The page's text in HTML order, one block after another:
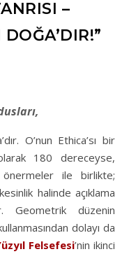
–
180 dereceyse,
ile birlikte;
halinde açıklama
Geometrik düzenin
dolayı da
Felsefesi’nin ikinci